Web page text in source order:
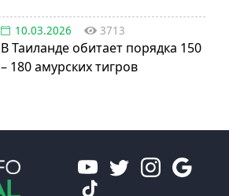
10.03.2026 3713
В Таиланде обитает порядка 150
– 180 амурских тигров